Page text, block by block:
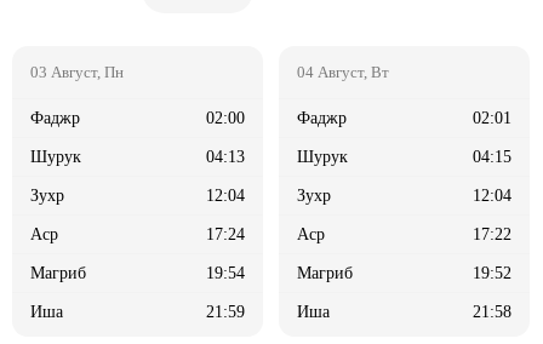
02:00
04:13
12:04
17:24
19:54
21:59
02:01
04:15
12:04
17:22
19:52
21:58